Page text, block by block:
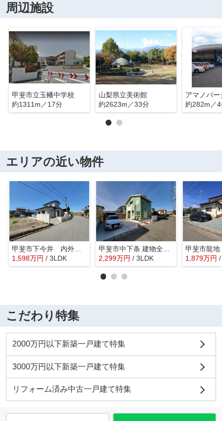
周辺施設
甲斐市立玉幡中学校
約1311m／17分
山梨県立美術館
約2623m／33分
アマノパ
約282m／
エリアの近い物件
甲斐市下今井 内外装一新 中古戸建 ラザ歩2分 駅歩13分
1,598万円 / 3LDK
甲斐市中下条 建物全面改装 平成2年築 中古戸建 北東角地
2,299万円 / 3LDK 1,879万円
こだわり特集
2000万円以下新築一戸建て特集
3000万円以下新築一戸建て特集
リフォーム済み中古一戸建て特集